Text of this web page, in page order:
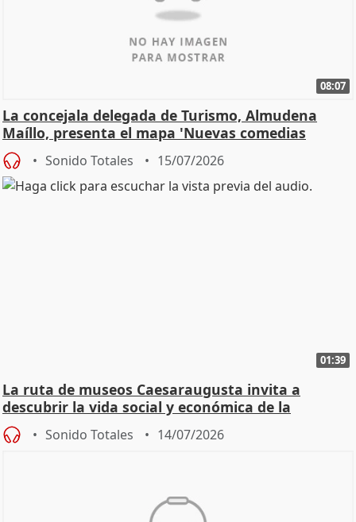
08:07
La concejala delegada de Turismo, Almudena
Maíllo, presenta el mapa 'Nuevas comedias
madrileñas'
Sonido Totales 15/07/2026
01:39
La ruta de museos Caesaraugusta invita a
descubrir la vida social y económica de la
Zaragoza ro
Sonido Totales 14/07/2026